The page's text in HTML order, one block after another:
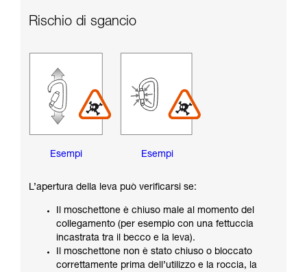
Rischio di sgancio
Esempi Esempi
L’apertura della leva può verificarsi se:
Il moschettone è chiuso male al momento del
collegamento (per esempio con una fettuccia
incastrata tra il becco e la leva).
Il moschettone non è stato chiuso o bloccato
correttamente prima dell’utilizzo e la roccia, la